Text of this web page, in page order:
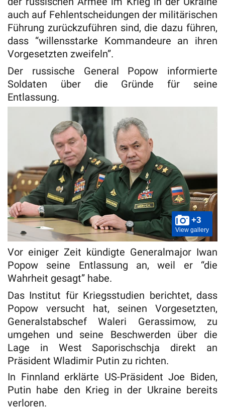
auch auf Fehlentscheidungen der militärischen
Führung zurückzuführen sind, die dazu führen,
dass “willensstarke Kommandeure an ihren
Vorgesetzten zweifeln”.
Der russische General Popow informierte
Soldaten über die Gründe für seine
Entlassung.
+3
View gallery
Vor einiger Zeit kündigte Generalmajor Iwan
Popow seine Entlassung an, weil er “die
Wahrheit gesagt” habe.
Das Institut für Kriegsstudien berichtet, dass
Popow versucht hat, seinen Vorgesetzten,
Generalstabschef Waleri Gerassimow, zu
umgehen und seine Beschwerden über die
Lage in West Saporischschja direkt an
Präsident Wladimir Putin zu richten.
In Finnland erklärte US-Präsident Joe Biden,
Putin habe den Krieg in der Ukraine bereits
verloren.